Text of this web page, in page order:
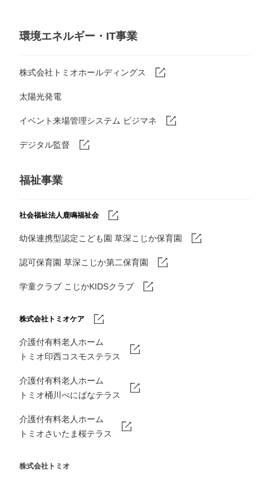
環境エネルギー・IT事業
株式会社トミオホールディングス
太陽光発電
イベント来場管理システム ビジマネ
デジタル監督
福祉事業
社会福祉法人鹿鳴福祉会
幼保連携型認定こども園 草深こじか保育園
認可保育園 草深こじか第二保育園
学童クラブ こじかKIDSクラブ
株式会社トミオケア
介護付有料老人ホーム
トミオ印西コスモステラス
介護付有料老人ホーム
トミオ桶川べにばなテラス
介護付有料老人ホーム
トミオさいたま桜テラス
株式会社トミオ